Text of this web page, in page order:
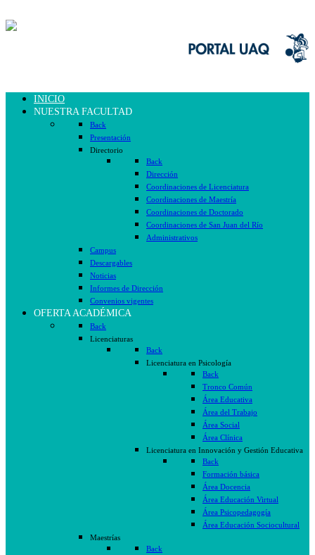
INICIO
NUESTRA FACULTAD
Back
Presentación
Directorio
Back
Dirección
Coordinaciones de Licenciatura
Coordinaciones de Maestría
Coordinaciones de Doctorado
Coordinaciones de San Juan del Río
Administrativos
Campus
Descargables
Noticias
Informes de Dirección
Convenios vigentes
OFERTA ACADÉMICA
Back
Licenciaturas
Back
Licenciatura en Psicología
Back
Tronco Común
Área Educativa
Área del Trabajo
Área Social
Área Clínica
Licenciatura en Innovación y Gestión Educativa
Back
Formación básica
Área Docencia
Área Educación Virtual
Área Psicopedagogía
Área Educación Sociocultural
Maestrías
Back